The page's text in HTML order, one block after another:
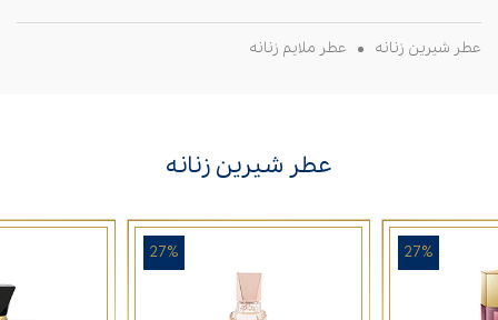
عطر شیرین زنانه عطر ملایم زنانه
عطر شیرین زنانه
27%
27%